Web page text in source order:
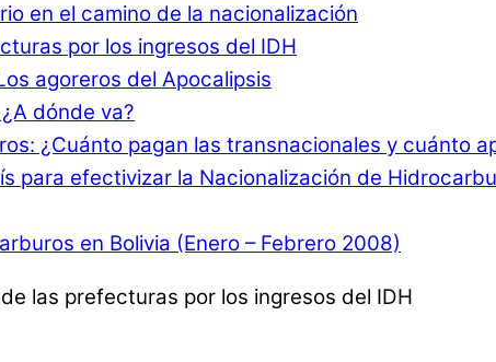
en el camino de la nacionalización
por los ingresos del IDH
agoreros del Apocalipsis
dónde va?
¿Cuánto pagan las transnacionales y cuánto
para efectivizar la Nacionalización de
en Bolivia (Enero – Febrero 2008)